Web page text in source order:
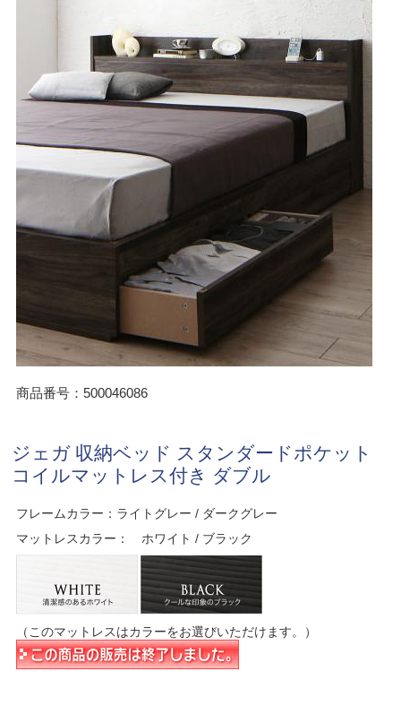
商品番号：500046086
ジェガ 収納ベッド スタンダードポケット
コイルマットレス付き ダブル
フレームカラー：ライトグレー / ダークグレー
マットレスカラー： ホワイト / ブラック
（このマットレスはカラーをお選びいただけます。）